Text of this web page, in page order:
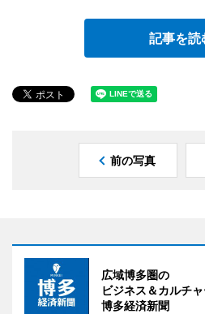
記事を読
前の写真
広域博多圏の
ビジネス＆カルチ
博多経済新聞